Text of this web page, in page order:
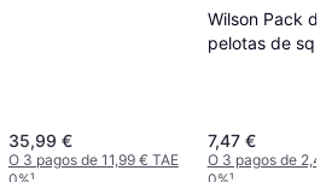
35,99 €
O 3 pagos de 11,99 € TAE
Wilson Pack
pelotas de
7,47 €
O 3 pagos de